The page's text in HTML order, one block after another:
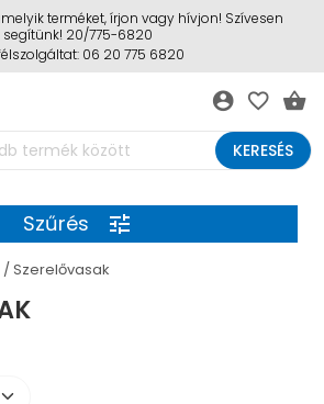
terméket, írjon vagy hívjon! Szívesen
segítünk! 20/775-6820
06 20 775 6820
account_circle favorite_border shopping_basket
KERESÉS
Szűrés tune
Szerelővasak